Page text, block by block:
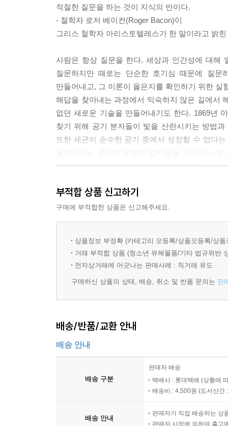
적절한 질문을 하는 것이 지식의 반이다.
- 철학자 로저 베이컨(Roger Bacon)이
그리스 철학자 아리스토텔레스가 한 말이라고 밝
사람은 항상 질문을 한다. 세상과 인간성에 대해
질문하지만 때로는 단순한 호기심 때문에 질
만들어내고, 그 이론이 옳은지를 확인하기 위한 실
해답을 찾아내는 과정에서 익숙하지 않은 길에서
없던 새로운 기술을 만들어내기도 한다. 1869년
찾기 위해 공기 분자들이 빛을 산란시키는 방법
또한 세균이 순수한 공기 중에서 성장할 수 없다
과정에서 다른 많은 것을 알아낼 수 있었다.
존재하는가(물질은 왜 존재하는가?), 우리 세상
있을까?)와 같은 것들이다. 또 우리의 모험심과
것인지 알 수 없고(생명체는 어떻게 시작되었을
(우주에서 우리는 유일한 존재일까?). 이런 질문
여러 세기 동안, 심지어는 수천 년 동안 우리
실험실에서 연구하고 있는 수백, 수천 명의 과학
일부일 뿐이다. 이들은 자연에 대한 호기심과 질
이 책은 과학이 해결하려고 노력하는 몇 가지
질문과 관련해서 놀라운, 그리고 때로 우리를 성
가지고 있는 호기심 때문이다. 때문에 과학자
아인슈타인은 다음과 같이 말했다.
"어제로부터 배우고, 오늘을 위해 살며, 내일을 희
부적합 상품 신고하기
구매에 부적합한 상품은 신고해주세요.
상품정보 부정확 (카테고리 오등록/상품오등록/상
거래 부적합 상품 (청소년 유해물품/기타 법규위반
전자상거래에 어긋나는 판매사례 : 직거래 유도
구매하신 상품의 상태, 배송, 취소 및 반품 문의는 판
배송/반품/교환 안내
배송 안내
배송 구분
판매자 배송
택배사 : 롯데택배 (상황에
배송비 : 4,500원 (도서산간
배송 안내
판매자가 직접 배송하는 상
판매자 사정에 의하여 출고